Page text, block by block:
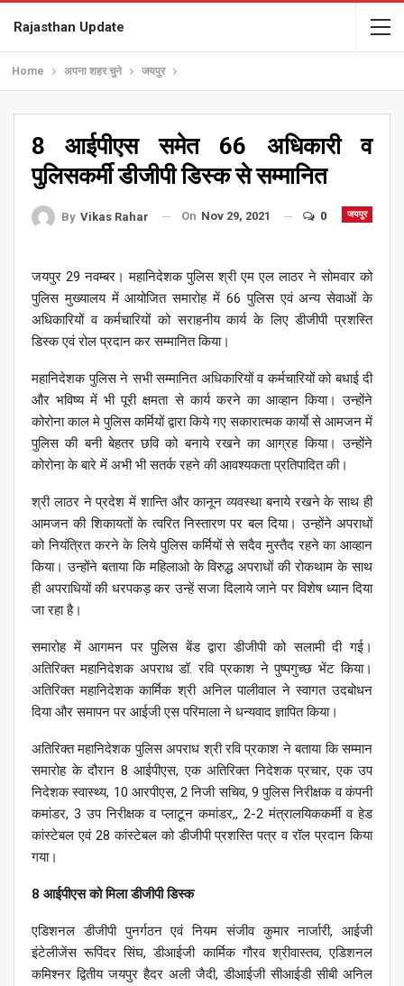
Rajasthan Update
Home अपना शहर चुने जयपुर
8 आईपीएस समेत 66 अधिकारी व
पुलिसकर्मी डीजीपी डिस्क से सम्मानित
जयपुर
By Vikas Rahar On Nov 29, 2021 0
जयपुर 29 नवम्बर। महानिदेशक पुलिस श्री एम एल लाठर ने सोमवार को
पुलिस मुख्यालय में आयोजित समारोह में 66 पुलिस एवं अन्य सेवाओं के
अधिकारियों व कर्मचारियों को सराहनीय कार्य के लिए डीजीपी प्रशस्ति
डिस्क एवं रोल प्रदान कर सम्मानित किया।
महानिदेशक पुलिस ने सभी सम्मानित अधिकारियों व कर्मचारियों को बधाई दी
और भविष्य में भी पूरी क्षमता से कार्य करने का आव्हान किया। उन्होंने
कोरोना काल मे पुलिस कर्मियों द्वारा किये गए सकारात्मक कार्याे से आमजन में
पुलिस की बनी बेहतर छवि को बनाये रखने का आग्रह किया। उन्होंने
कोरोना के बारे में अभी भी सतर्क रहने की आवश्यकता प्रतिपादित की।
श्री लाठर ने प्रदेश में शान्ति और कानून व्यवस्था बनाये रखने के साथ ही
आमजन की शिकायतों के त्वरित निस्तारण पर बल दिया। उन्होंने अपराधों
को नियंत्रित करने के लिये पुलिस कर्मियों से सदैव मुस्तैद रहने का आव्हान
किया। उन्होंने बताया कि महिलाओ के विरुद्ध अपराधों की रोकथाम के साथ
ही अपराधियों की धरपकड़ कर उन्हें सजा दिलाये जाने पर विशेष ध्यान दिया
जा रहा है।
समारोह में आगमन पर पुलिस बेंड द्वारा डीजीपी को सलामी दी गई।
अतिरिक्त महानिदेशक अपराध डॉ. रवि प्रकाश ने पुष्पगुच्छ भेंट किया।
अतिरिक्त महानिदेशक कार्मिक श्री अनिल पालीवाल ने स्वागत उदबोधन
दिया और समापन पर आईजी एस परिमाला ने धन्यवाद ज्ञापित किया।
अतिरिक्त महानिदेशक पुलिस अपराध श्री रवि प्रकाश ने बताया कि सम्मान
समारोह के दौरान 8 आईपीएस, एक अतिरिक्त निदेशक प्रचार, एक उप
निदेशक स्वास्थ्य, 10 आरपीएस, 2 निजी सचिव, 9 पुलिस निरीक्षक व कंपनी
कमांडर, 3 उप निरीक्षक व प्लाटून कमांडर,, 2-2 मंत्रालयिककर्मी व हेड
कांस्टेबल एवं 28 कांस्टेबल को डीजीपी प्रशस्ति पत्र व रॉल प्रदान किया
गया।
8 आईपीएस को मिला डीजीपी डिस्क
एडिशनल डीजीपी पुनर्गठन एवं नियम संजीव कुमार नार्जारी, आईजी
इंटेलीजेंस रूपिंदर सिंघ, डीआईजी कार्मिक गौरव श्रीवास्तव, एडिशनल
कमिश्नर द्वितीय जयपुर हैदर अली जैदी, डीआईजी सीआईडी सीबी अनिल